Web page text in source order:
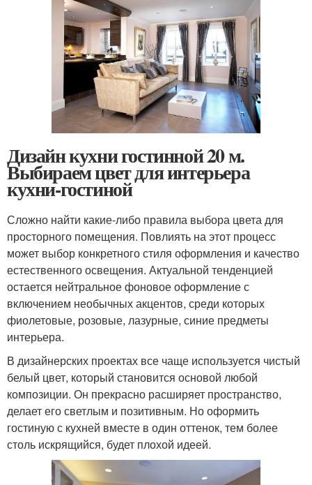
Дизайн кухни гостинной 20 м.
Выбираем цвет для интерьера
кухни-гостиной
Сложно найти какие-либо правила выбора цвета для
просторного помещения. Повлиять на этот процесс
может выбор конкретного стиля оформления и качество
естественного освещения. Актуальной тенденцией
остается нейтральное фоновое оформление с
включением необычных акцентов, среди которых
фиолетовые, розовые, лазурные, синие предметы
интерьера.
В дизайнерских проектах все чаще используется чистый
белый цвет, который становится основой любой
композиции. Он прекрасно расширяет пространство,
делает его светлым и позитивным. Но оформить
гостиную с кухней вместе в один оттенок, тем более
столь искрящийся, будет плохой идеей.